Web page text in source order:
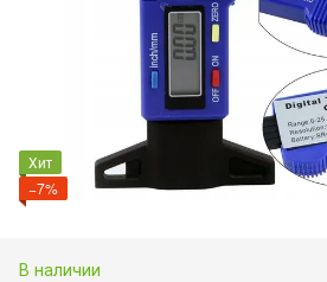
Хит
−7%
В наличии